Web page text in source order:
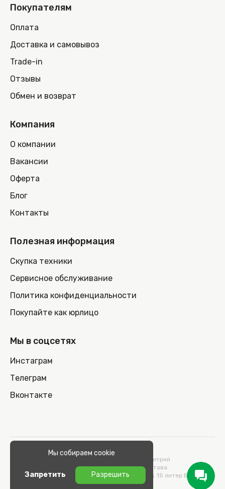
Покупателям
Оплата
Доставка и самовывоз
Trade-in
Отзывы
Обмен и возврат
Компания
О компании
Вакансии
Оферта
Блог
Контакты
Полезная информация
Скупка техники
Сервисное обслуживание
Политика конфиденциальности
Покупайте как юрлицо
Мы в соцсетях
Инстаграм
Телеграм
Вконтакте
© 2026 100nout.by,
ООО «СТОНОУТБУКОВ» Директор Метельский Дмитрий
Константинович, действующий на основании Устава.
Адрес: 220100, Беларусь, г. Минск, ул. Кульман, д. 15 литер Б 9/к.
Мы собираем cookie
Запретить Разрешить